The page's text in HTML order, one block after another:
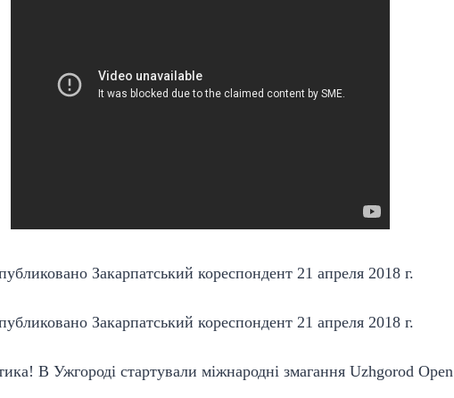
Закарпатський кореспондент21 апреля 2018 г.
Закарпатський кореспондент21 апреля 2018 г.
В Ужгороді стартували міжнародні змагання Uzhgorod Open